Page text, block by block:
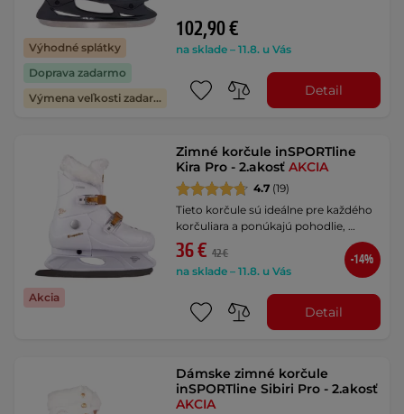
Výhodné splátky
Doprava zadarmo
Výmena veľkosti zadarmo
102,90 €
na sklade – 11.8. u Vás
Detail
Akcia
Zimné korčule inSPORTline
Kira Pro - 2.akosťAKCIA
4.7 (19)
Tieto korčule sú ideálne pre každého
korčuliara a ponúkajú pohodlie, …
36 € 42 €
na sklade – 11.8. u Vás
-14%
Detail
Dámske zimné korčule
inSPORTline Sibiri Pro - 2.akosť
AKCIA